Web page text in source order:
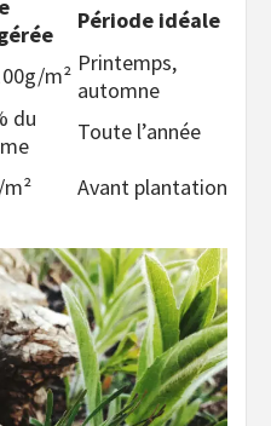
Période idéale
m² Printemps,
automne
du
Toute l’année
Avant plantation